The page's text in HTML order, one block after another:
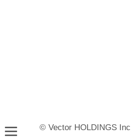
© Vector HOLDINGS